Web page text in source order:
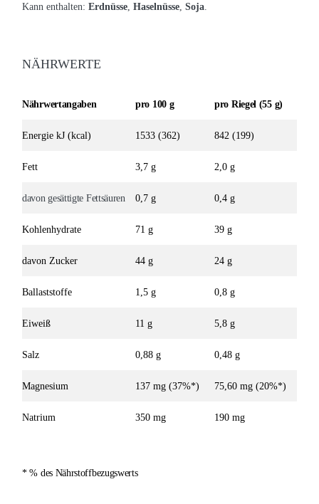
Kann enthalten: Erdnüsse Haselnüsse Soja
NÄHRWERTE
Nährwertangaben pro 100 g pro Riegel (55 g)
Energie kJ (kcal) 1533 (362) 842 (199)
Fett 3,7 g 2,0 g
davon gesättigte Fettsäuren 0,7 g 0,4 g
Kohlenhydrate 71 g 39 g
davon Zucker 44 g 24 g
Ballaststoffe 1,5 g 0,8 g
Eiweiß 11 g 5,8 g
Salz 0,88 g 0,48 g
Magnesium 137 mg (37%*) 75,60 mg (20%*)
Natrium 350 mg 190 mg
* % des Nährstoffbezugswerts